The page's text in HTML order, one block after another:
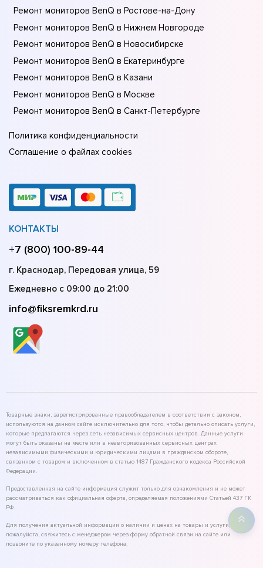
Ремонт мониторов BenQ в Ростове-на-Донy
Ремонт мониторов BenQ в Нижнем Новгороде
Ремонт мониторов BenQ в Новосибирске
Ремонт мониторов BenQ в Екатеринбурге
Ремонт мониторов BenQ в Казани
Ремонт мониторов BenQ в Москве
Ремонт мониторов BenQ в Санкт-Петербурге
Политика конфиденциальности
Соглашение о файлах cookies
КОНТАКТЫ
+7 (800) 100-89-44
г. Краснодар, Передовая улица, 59
Ежедневно с 09:00 до 21:00
info@fiksremkrd.ru
Товарные знаки, зарегистрированные правообладателем в соответствии с законом,
используются на данном сайте исключительно для того, чтобы детально описать услуги,
которые предлагаются через сеть независимых сервисных центров. Данные услуги
могут быть оказаны на месте или в неавторизованных сервисных центрах
независимыми физическими и юридическими лицами в гражданском обороте,
связанном с товаром и включенном в статью 1487 Гражданского кодекса Российской
Федерации.
Предоставленная на сайте информация служит только для ознакомления и не может
рассматриваться как официальная оферта, определяемая положениями Статьей 437 ГК
РФ.
Для получения актуальной информации о наличии и ценах на товары и услуги,
пожалуйста, свяжитесь с менеджером через форму обратной связи на сайте или
позвоните по указанному номеру телефона.